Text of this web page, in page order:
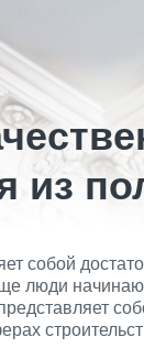
из
собой
люди